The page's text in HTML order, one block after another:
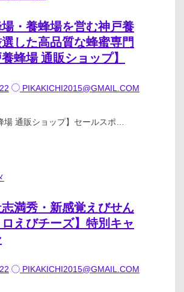
・養蜂場を営む神戸養
した高品質な蜂蜜専門
蜂場 通販ショップ】
PIKAKICHI2015@GMAIL.COM
通販ショップ】セールスポ…
満秀・新感覚えびせん
ロえびチーズ】特別キャ
PIKAKICHI2015@GMAIL.COM